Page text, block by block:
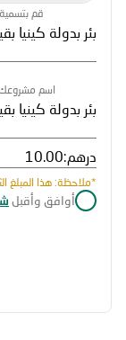
قم
اسم مشروعك
درهم:
*ملاحظة: هذا المبلغ
أوافق وأقبل